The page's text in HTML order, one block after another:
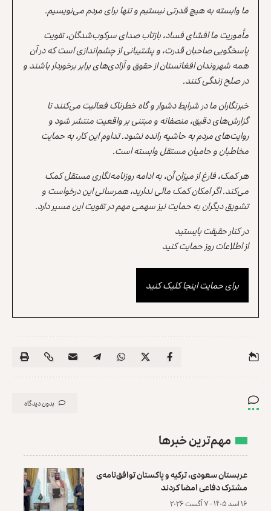
ما وابسته به هیچ قدرتی نیستیم و تنها برای مردم می‌نویسیم.
مأموریت ما افشای فساد، بازتاب صدای سرکوب‌شدگان، تقویت
پاسخگویی صاحبان قدرت، و پشتیبانی از چشم‌اندازی است که در آن
همه شهروندان افغانستان از حقوق و آزادی‌های برابر برخوردار باشند و
در صلح زندگی کنند.
خبرنگاران ما در شرایط دشوار و گاه خطرناک فعالیت می‌کنند تا
گزارش‌های دقیق، منصفانه و مبتنی بر واقعیت منتشر شود و
روایت‌های مردم به حاشیه رانده نشود. تداوم این کار، به حمایت
مخاطبان و حامیان مستقل وابسته است.
هر کمک، فارغ از میزان آن، به ادامه روزنامه‌نگاری مستقل کمک
می‌کند. اگر امکان کمک مالی ندارید، همرسانی این درخواست و
تشویق دیگران به حمایت نیز سهمی مهم در تقویت این مسیر دارد.
در کنار حقیقت بایستید
از اطلاعات روز حمایت کنید
برای حمایت اینجا کلیک کنید
بدون دیدگاه
مهم‌ترین خبرها
عربستان سعودی، ترکیه و پاکستان توافق‌نامه‌ی
مشترک دفاعی امضا کردند
۱۶ اسد ۱۴۰۵ - ۷ آگست ۲۰۲۶